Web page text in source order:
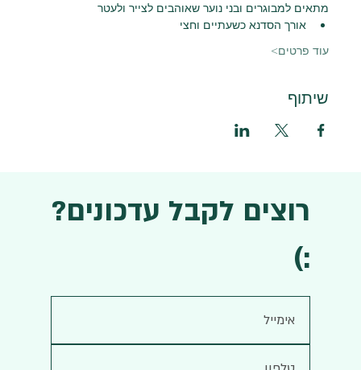
מתאים למבוגרים ובני נוער שאוהבים לצייר ולעטר
אורך הסדנא כשעתיים וחצי
עוד פרטים>
שיתוף
רוצים לקבל עדכונים?
:)